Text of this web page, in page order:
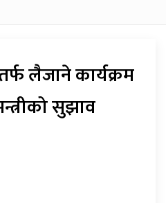
लैजाने कार्यक्रम
सुझाव